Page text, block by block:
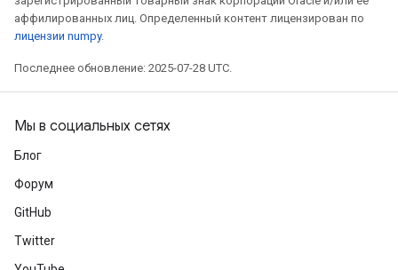
аффилированных лиц. Определенный контент лицензирован по
лицензии numpy.
Последнее обновление: 2025-07-28 UTC.
Мы в социальных сетях
Блог
Форум
GitHub
Twitter